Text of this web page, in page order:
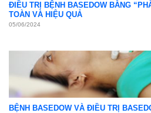
ĐIỀU TRỊ BỆNH BASEDOW BẰNG
TOÀN VÀ HIỆU QUẢ
05/06/2024
BỆNH BASEDOW VÀ ĐIỀU TRỊ